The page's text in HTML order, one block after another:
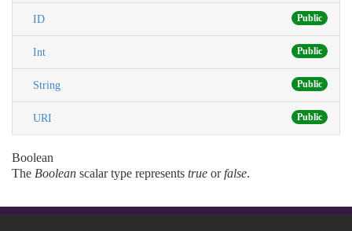
Public
ID
Public
Int
Public
String
Public
URI
Boolean
The Boolean scalar type represents true orfalse.